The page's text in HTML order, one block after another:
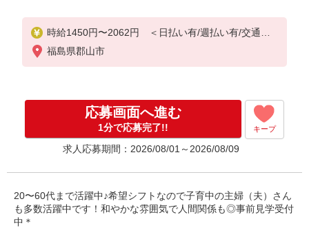
時給1450円〜2062円 ＜日払い有/週払い有/交通費
全支給(ガソリン代含む)＞
福島県郡山市
応募画面へ進む
1分で応募完了!! キープ
求人応募期間：2026/08/01～2026/08/09
20〜60代まで活躍中♪希望シフトなので子育中の主婦（夫）さん
も多数活躍中です！和やかな雰囲気で人間関係も◎事前見学受付
中＊